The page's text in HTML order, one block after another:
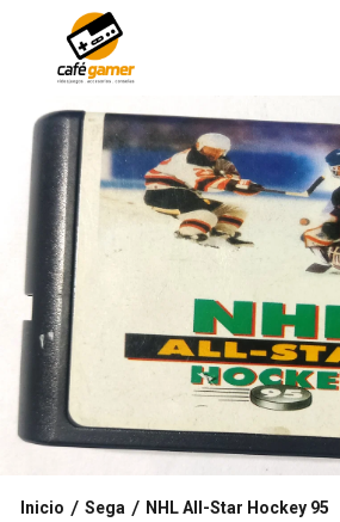
Inicio / Sega / NHL All-Star Hockey 95